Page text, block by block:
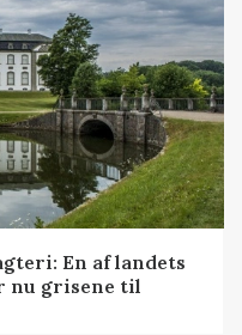
En af landets
nu grisene til